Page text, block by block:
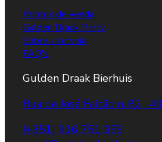
Pontos de venda
Gulden Draak Party
Sobre a cerveja
FAQ's
Gulden Draak Bierhuis
Rua de José Falcão n. 82,
(+351) 916 751 359